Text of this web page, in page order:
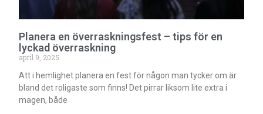
Planera en överraskningsfest – tips för en
lyckad överraskning
april 9, 2025
Att i hemlighet planera en fest för någon man tycker om är
bland det roligaste som finns! Det pirrar liksom lite extra i
magen, både